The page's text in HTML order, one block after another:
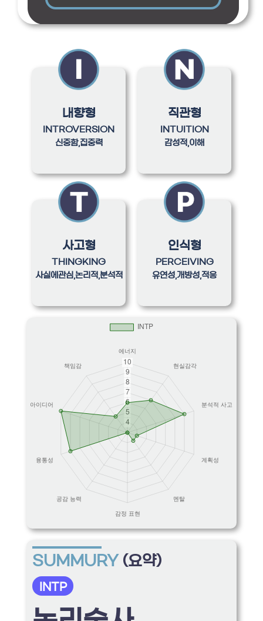
내향형
INTROVERSION
신중함,집중력
직관형
INTUITION
감성적,이해
사고형
THINGKING
사실에관심,논리적,분석적
인식형
PERCEIVING
유연성,개방성,적응
SUMMURY (요약)
INTP